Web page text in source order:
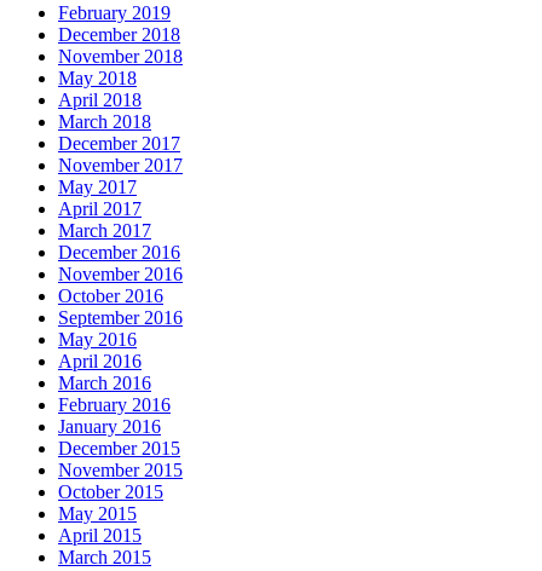
February 2019
December 2018
November 2018
May 2018
April 2018
March 2018
December 2017
November 2017
May 2017
April 2017
March 2017
December 2016
November 2016
October 2016
September 2016
May 2016
April 2016
March 2016
February 2016
January 2016
December 2015
November 2015
October 2015
May 2015
April 2015
March 2015